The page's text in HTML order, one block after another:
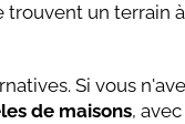
un terrain
Si vous
de maisons,